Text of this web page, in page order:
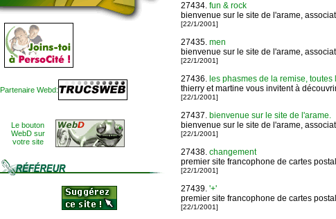
Partenaire Webd:
Le bouton
WebD sur
votre site
27434. fun & rock
bienvenue sur le site de l'arame,
[22/1/2001]
27435. men
bienvenue sur le site de l'arame,
[22/1/2001]
27436. les phasmes de la remise, toutes
thierry et martine vous invitent à
[22/1/2001]
27437. bienvenue sur le site de l'arame.
bienvenue sur le site de l'arame,
[22/1/2001]
27438. changement
premier site francophone de cartes
[22/1/2001]
27439. '+'
premier site francophone de cartes
[22/1/2001]